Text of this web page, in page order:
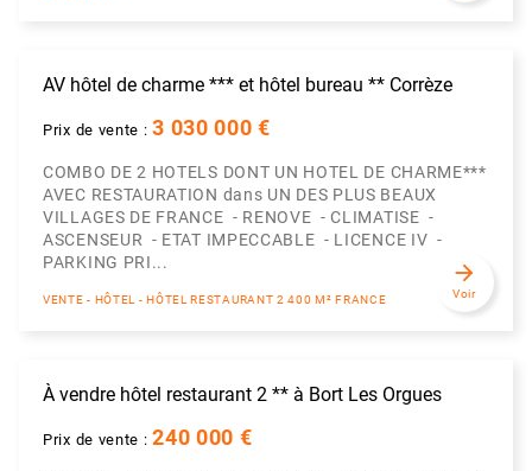
AV hôtel de charme *** et hôtel bureau ** Corrèze
Prix de vente :3 030 000 €
COMBO DE 2 HOTELS DONT UN HOTEL DE CHARME***
AVEC RESTAURATION dans UN DES PLUS BEAUX
VILLAGES DE FRANCE - RENOVE - CLIMATISE -
ASCENSEUR - ETAT IMPECCABLE - LICENCE IV -
PARKING PRI...
VENTE - HÔTEL - HÔTEL RESTAURANT 2 400 M² FRANCE
arrow_forward
Voir
À vendre hôtel restaurant 2 ** à Bort Les Orgues
Prix de vente :240 000 €